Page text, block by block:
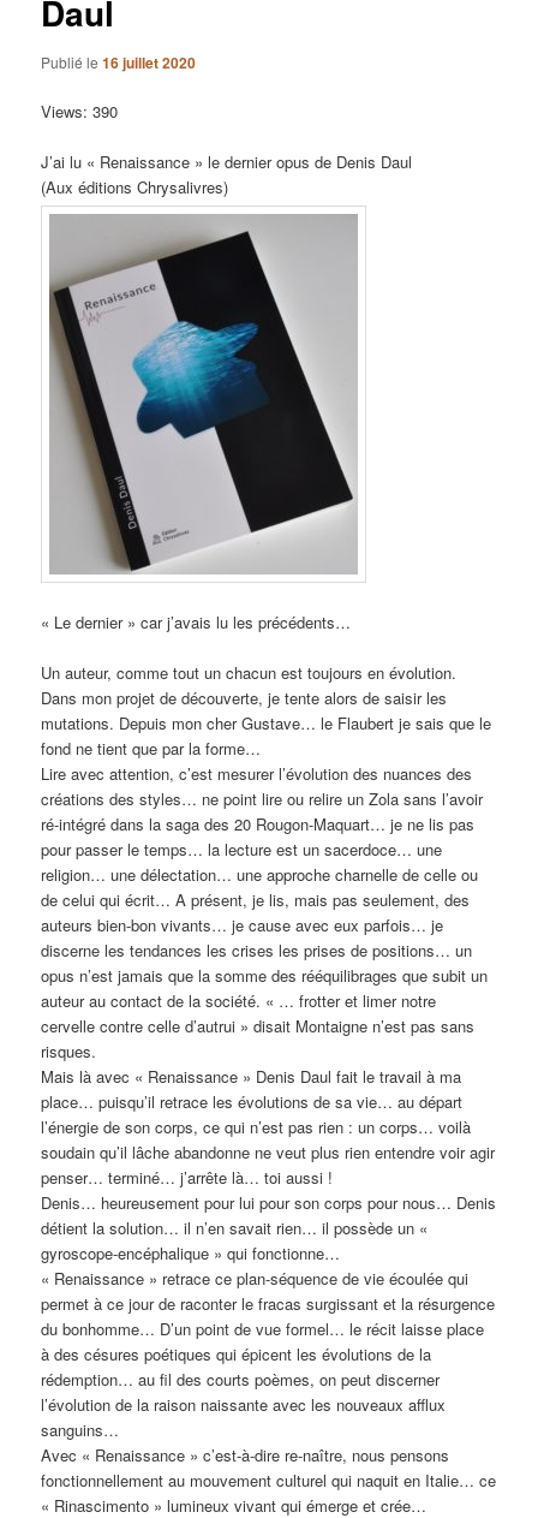
Daul
Publié le16 juillet 2020
Views: 390
J’ai lu « Renaissance » le dernier opus de Denis Daul
(Aux éditions Chrysalivres)
« Le dernier » car j’avais lu les précédents…
Un auteur, comme tout un chacun est toujours en évolution.
Dans mon projet de découverte, je tente alors de saisir les
mutations. Depuis mon cher Gustave… le Flaubert je sais que le
fond ne tient que par la forme…
Lire avec attention, c’est mesurer l’évolution des nuances des
créations des styles… ne point lire ou relire un Zola sans l’avoir
ré-intégré dans la saga des 20 Rougon-Maquart… je ne lis pas
pour passer le temps… la lecture est un sacerdoce… une
religion… une délectation… une approche charnelle de celle ou
de celui qui écrit… A présent, je lis, mais pas seulement, des
auteurs bien-bon vivants… je cause avec eux parfois… je
discerne les tendances les crises les prises de positions… un
opus n’est jamais que la somme des rééquilibrages que subit un
auteur au contact de la société. « … frotter et limer notre
cervelle contre celle d’autrui » disait Montaigne n’est pas sans
risques.
Mais là avec « Renaissance » Denis Daul fait le travail à ma
place… puisqu’il retrace les évolutions de sa vie… au départ
l’énergie de son corps, ce qui n’est pas rien : un corps… voilà
soudain qu’il lâche abandonne ne veut plus rien entendre voir agir
penser… terminé… j’arrête là… toi aussi !
Denis… heureusement pour lui pour son corps pour nous… Denis
détient la solution… il n’en savait rien… il possède un «
gyroscope-encéphalique » qui fonctionne…
« Renaissance » retrace ce plan-séquence de vie écoulée qui
permet à ce jour de raconter le fracas surgissant et la résurgence
du bonhomme… D’un point de vue formel… le récit laisse place
à des césures poétiques qui épicent les évolutions de la
rédemption… au fil des courts poèmes, on peut discerner
l’évolution de la raison naissante avec les nouveaux afflux
sanguins…
Avec « Renaissance » c’est-à-dire re-naître, nous pensons
fonctionnellement au mouvement culturel qui naquit en Italie… ce
« Rinascimento » lumineux vivant qui émerge et crée…